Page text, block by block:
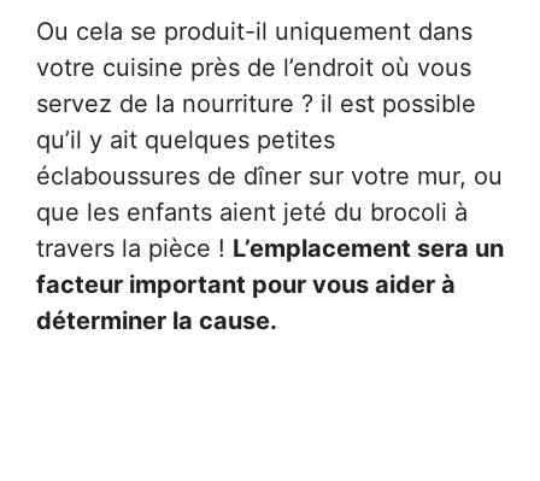
Ou cela se produit-il uniquement dans
votre cuisine près de l’endroit où vous
servez de la nourriture ? il est possible
qu’il y ait quelques petites
éclaboussures de dîner sur votre mur, ou
que les enfants aient jeté du brocoli à
travers la pièce ! L’emplacement sera un
facteur important pour vous aider à
déterminer la cause.